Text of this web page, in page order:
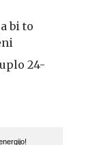
bi to
24-